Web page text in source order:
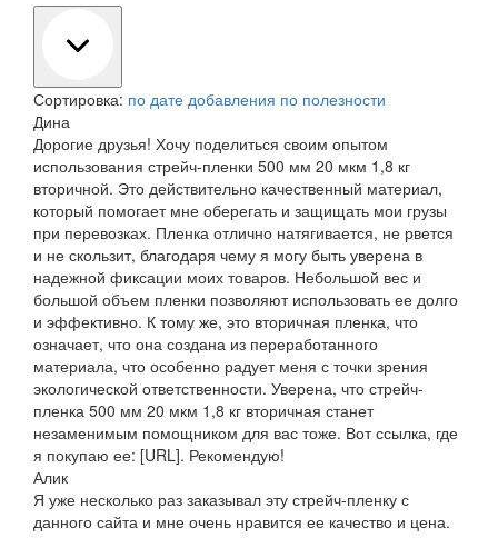
Сортировка: по дате добавления по полезности
Дина
Дорогие друзья! Хочу поделиться своим опытом
использования стрейч-пленки 500 мм 20 мкм 1,8 кг
вторичной. Это действительно качественный материал,
который помогает мне оберегать и защищать мои грузы
при перевозках. Пленка отлично натягивается, не рвется
и не скользит, благодаря чему я могу быть уверена в
надежной фиксации моих товаров. Небольшой вес и
большой объем пленки позволяют использовать ее долго
и эффективно. К тому же, это вторичная пленка, что
означает, что она создана из переработанного
материала, что особенно радует меня с точки зрения
экологической ответственности. Уверена, что стрейч-
пленка 500 мм 20 мкм 1,8 кг вторичная станет
незаменимым помощником для вас тоже. Вот ссылка, где
я покупаю ее: [URL]. Рекомендую!
Алик
Я уже несколько раз заказывал эту стрейч-пленку с
данного сайта и мне очень нравится ее качество и цена.